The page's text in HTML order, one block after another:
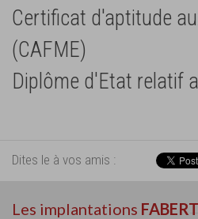
Certificat d'aptitude
(CAFME)
Diplôme d'Etat relatif
Dites le à vos amis :
Les implantations FABERT